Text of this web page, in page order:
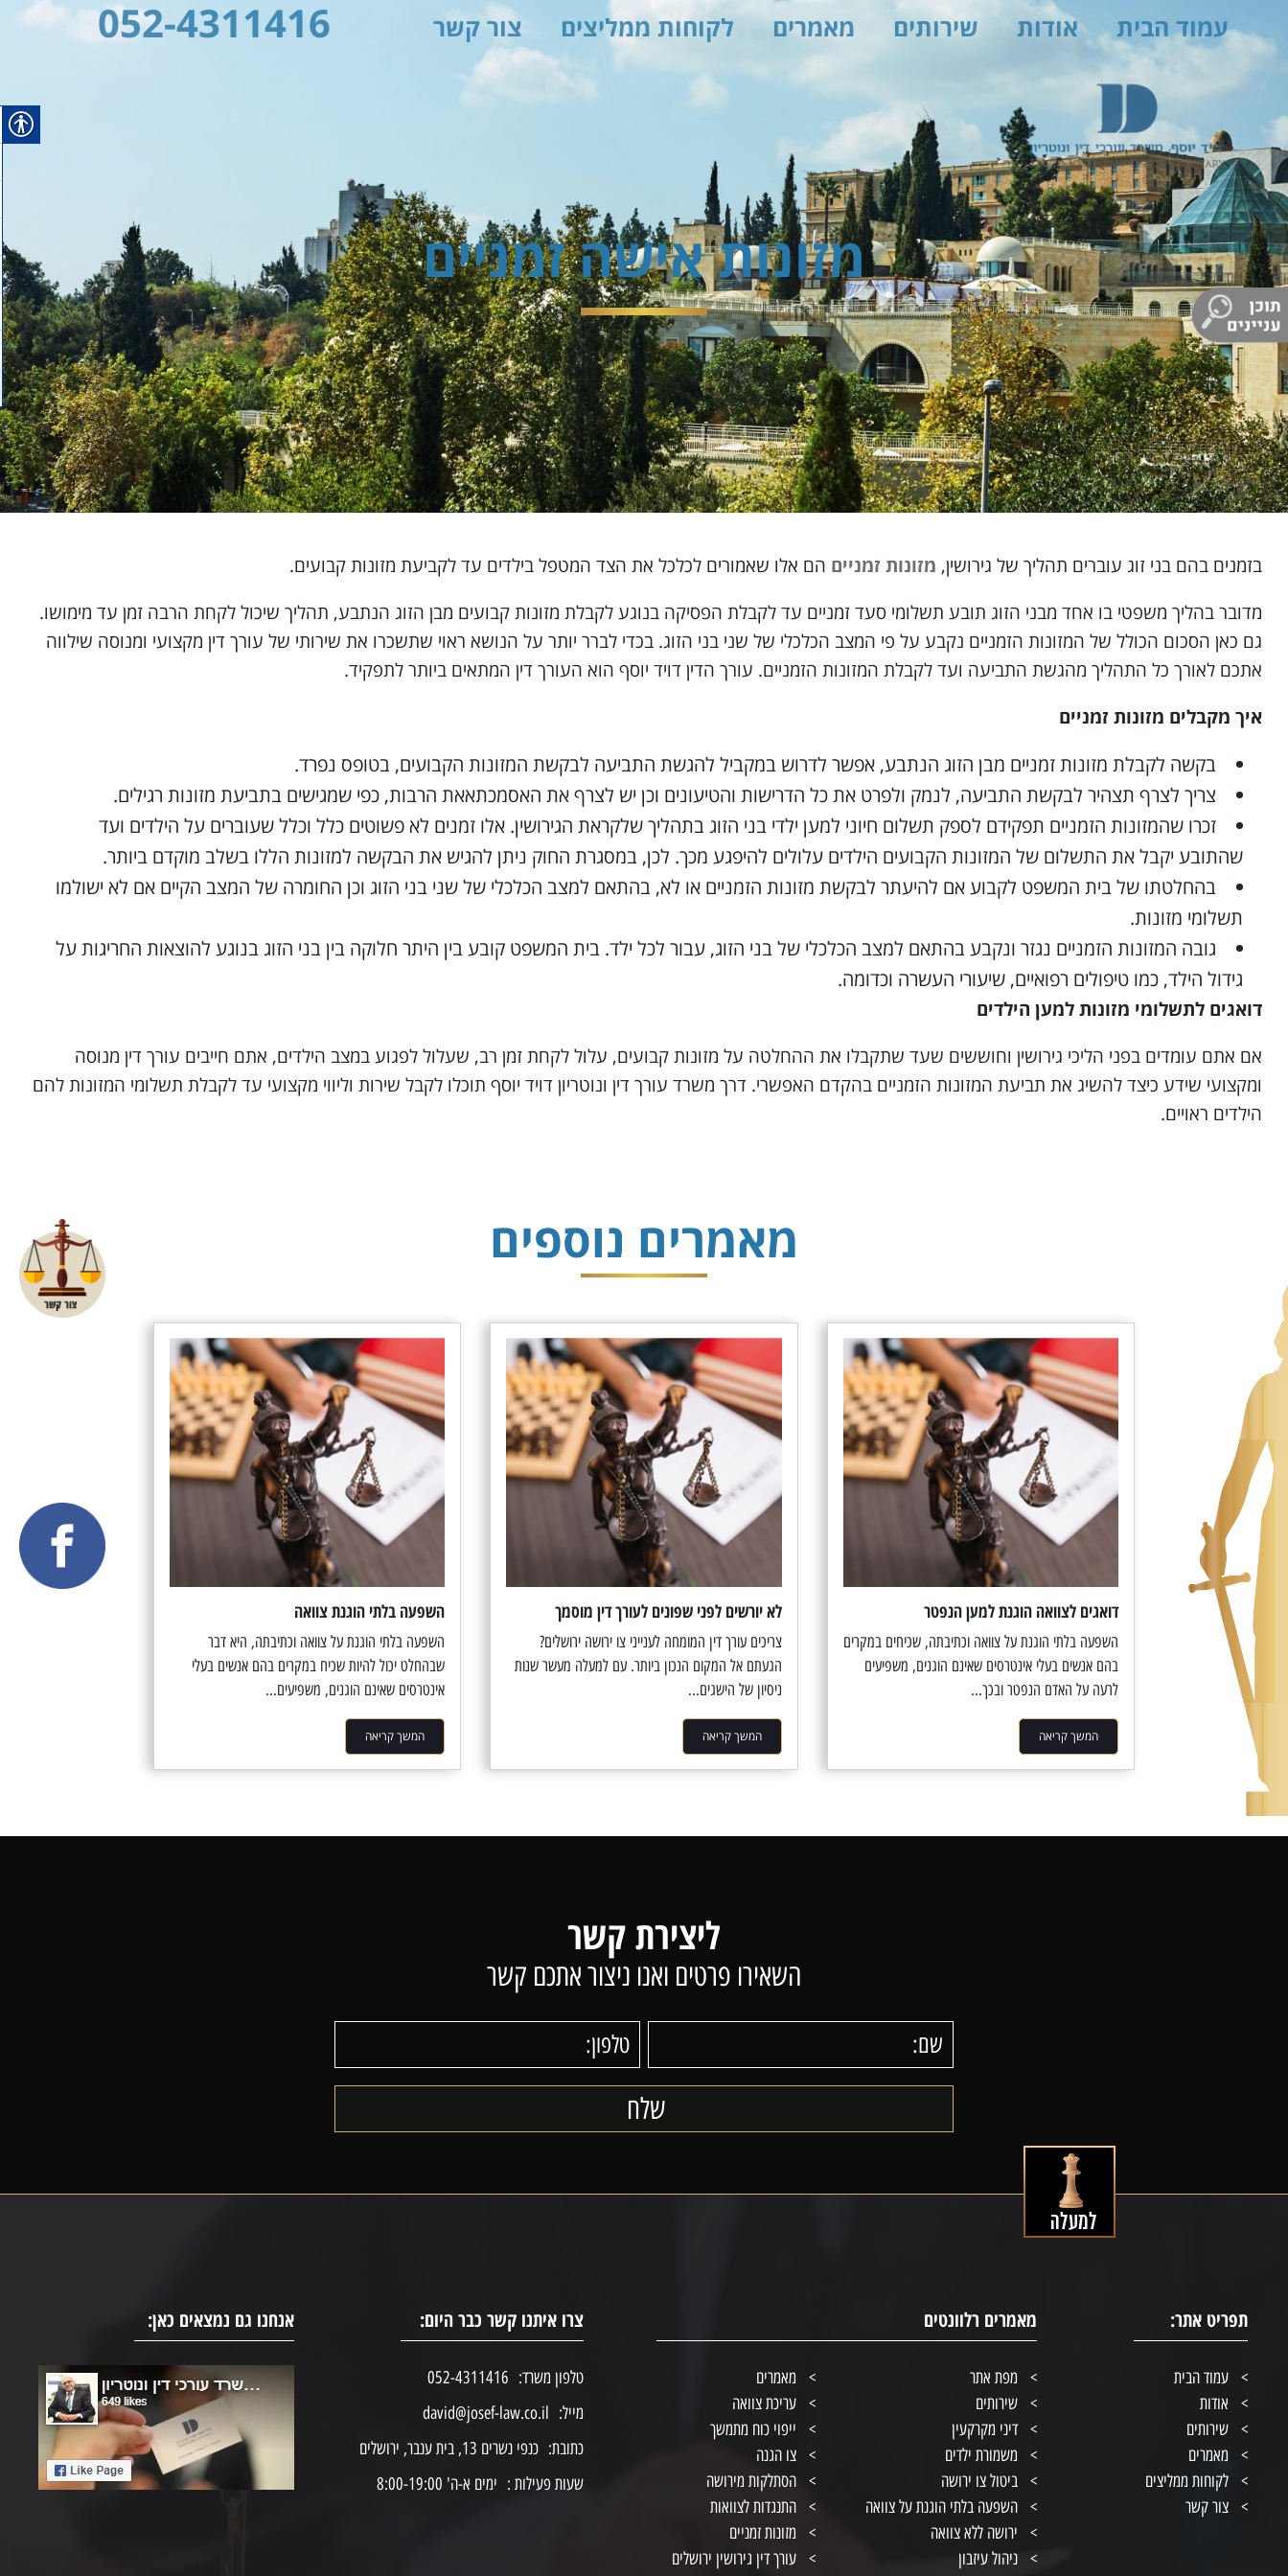
עמוד הבית אודות שירותים מאמרים לקוחות ממליצים צור קשר 052-4311416
מזונות אישה זמניים
בזמנים בהם בני זוג עוברים תהליך של גירושין, מזונות זמניים הם אלו שאמורים לכלכל את הצד המטפל בילדים עד לקביעת מזונות קבועים.
מדובר בהליך משפטי בו אחד מבני הזוג תובע תשלומי סעד זמניים עד לקבלת הפסיקה בנוגע לקבלת מזונות קבועים מבן הזוג הנתבע, תהליך שיכול לקחת הרבה זמן עד מימושו.
גם כאן הסכום הכולל של המזונות הזמניים נקבע על פי המצב הכלכלי של שני בני הזוג. בכדי לברר יותר על הנושא ראוי שתשכרו את שירותי של עורך דין מקצועי ומנוסה שילווה
אתכם לאורך כל התהליך מהגשת התביעה ועד לקבלת המזונות הזמניים. עורך הדין דויד יוסף הוא העורך דין המתאים ביותר לתפקיד.
איך מקבלים מזונות זמניים
בקשה לקבלת מזונות זמניים מבן הזוג הנתבע, אפשר לדרוש במקביל להגשת התביעה לבקשת המזונות הקבועים, בטופס נפרד.
צריך לצרף תצהיר לבקשת התביעה, לנמק ולפרט את כל הדרישות והטיעונים וכן יש לצרף את האסמכתאאת הרבות, כפי שמגישים בתביעת מזונות רגילים.
זכרו שהמזונות הזמניים תפקידם לספק תשלום חיוני למען ילדי בני הזוג בתהליך שלקראת הגירושין. אלו זמנים לא פשוטים כלל וכלל שעוברים על הילדים ועד
שהתובע יקבל את התשלום של המזונות הקבועים הילדים עלולים להיפגע מכך. לכן, במסגרת החוק ניתן להגיש את הבקשה למזונות הללו בשלב מוקדם ביותר.
בהחלטתו של בית המשפט לקבוע אם להיעתר לבקשת מזונות הזמניים או לא, בהתאם למצב הכלכלי של שני בני הזוג וכן החומרה של המצב הקיים אם לא ישולמו
תשלומי מזונות.
גובה המזונות הזמניים נגזר ונקבע בהתאם למצב הכלכלי של בני הזוג, עבור לכל ילד. בית המשפט קובע בין היתר חלוקה בין בני הזוג בנוגע להוצאות החריגות על
גידול הילד, כמו טיפולים רפואיים, שיעורי העשרה וכדומה.
דואגים לתשלומי מזונות למען הילדים
אם אתם עומדים בפני הליכי גירושין וחוששים שעד שתקבלו את ההחלטה על מזונות קבועים, עלול לקחת זמן רב, שעלול לפגוע במצב הילדים, אתם חייבים עורך דין מנוסה
ומקצועי שידע כיצד להשיג את תביעת המזונות הזמניים בהקדם האפשרי. דרך משרד עורך דין ונוטריון דויד יוסף תוכלו לקבל שירות וליווי מקצועי עד לקבלת תשלומי המזונות להם
הילדים ראויים.
מאמרים נוספים
דואגים לצוואה הוגנת למען הנפטר
השפעה בלתי הוגנת על צוואה וכתיבתה, שכיחים במקרים
בהם אנשים בעלי אינטרסים שאינם הוגנים, משפיעים
לרעה על האדם הנפטר ובכך...
המשך קריאה
לא יורשים לפני שפונים לעורך דין מוסמך
צריכים עורך דין המומחה לענייני צו ירושה ירושלים?
הגעתם אל המקום הנכון ביותר. עם למעלה מעשר שנות
ניסיון של הישגים...
המשך קריאה
השפעה בלתי הוגנת צוואה
השפעה בלתי הוגנת על צוואה וכתיבתה, היא דבר
שבהחלט יכול להיות שכיח במקרים בהם אנשים בעלי
אינטרסים שאינם הוגנים, משפיעים...
המשך קריאה
ליצירת קשר
השאירו פרטים ואנו ניצור אתכם קשר
תפריט אתר:
עמוד הבית
אודות
שירותים
מאמרים
לקוחות ממליצים
צור קשר
מאמרים רלוונטים
מפת אתר
מאמרים
שירותים
עריכת צוואה
דיני מקרקעין
ייפוי כוח מתמשך
משמורת ילדים
צו הגנה
ביטול צו ירושה
הסתלקות מירושה
השפעה בלתי הוגנת על צוואה
התנגדות לצוואות
ירושה ללא צוואה
מזונות זמניים
ניהול עיזבון
עורך דין גירושין ירושלים
צרו איתנו קשר כבר היום:
טלפון משרד: 052-4311416
מייל: david@josef-law.co.il
כתובת: כנפי נשרים 13, בית ענבר, ירושלים
שעות פעילות : ימים א-ה' 8:00-19:00
אנחנו גם נמצאים כאן: